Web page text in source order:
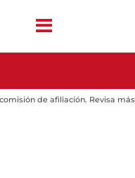
de afiliación. Revisa más